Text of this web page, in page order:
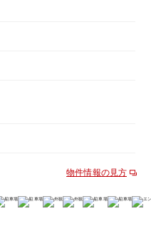
物件情報の見方